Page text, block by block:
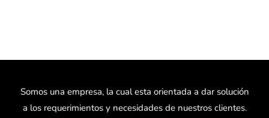
Somos una empresa, la cual esta orientada a dar solución
a los requerimientos y necesidades de nuestros clientes.